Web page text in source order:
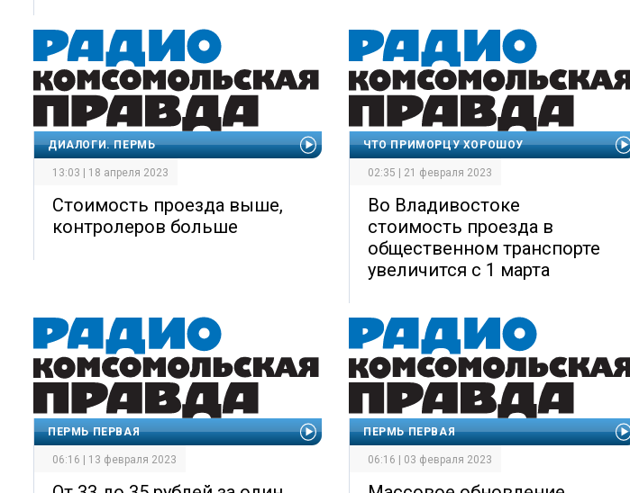
ДИАЛОГИ. ПЕРМЬ
13:03 | 18 апреля 2023
Стоимость проезда выше,
контролеров больше
ЧТО ПРИМОРЦУ ХОРОШОУ
02:35 | 21 февраля 2023
Во Владивостоке
стоимость проезда в
общественном транспорте
увеличится с 1 марта
ПЕРМЬ ПЕРВАЯ
06:16 | 13 февраля 2023
ПЕРМЬ ПЕРВАЯ
06:16 | 03 февраля 2023